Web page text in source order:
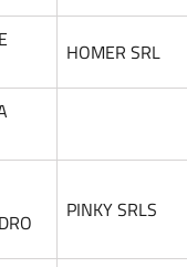
HOMER SRL
PINKY SRLS